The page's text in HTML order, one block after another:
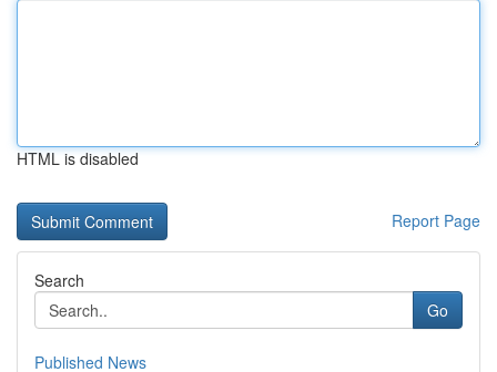
HTML is disabled
Report Page
Search
Go
Published News